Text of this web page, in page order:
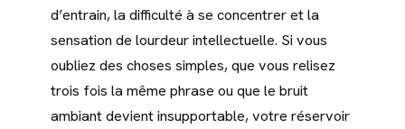
d’entrain, la difficulté à se concentrer et la
sensation de lourdeur intellectuelle. Si vous
oubliez des choses simples, que vous relisez
trois fois la même phrase ou que le bruit
ambiant devient insupportable, votre réservoir